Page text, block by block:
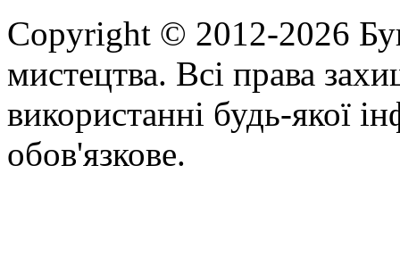
Copyright © 2012-2026
мистецтва. Всі права
використанні будь-якої
обов'язкове.